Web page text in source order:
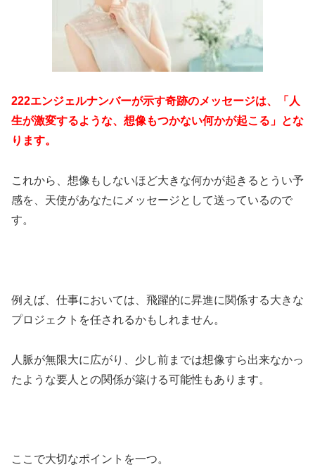
222エンジェルナンバーが示す奇跡のメッセージは、「人
生が激変するような、想像もつかない何かが起こる」とな
ります。
これから、想像もしないほど大きな何かが起きるとうい予
感を、天使があなたにメッセージとして送っているので
す。
例えば、仕事においては、飛躍的に昇進に関係する大きな
プロジェクトを任されるかもしれません。
人脈が無限大に広がり、少し前までは想像すら出来なかっ
たような要人との関係が築ける可能性もあります。
ここで大切なポイントを一つ。